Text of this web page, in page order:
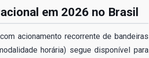
em 2026 no Brasil
acionamento recorrente de bandeiras
horária) segue disponível para